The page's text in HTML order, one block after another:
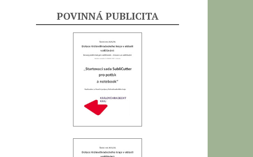
POVINNÁ PUBLICITA